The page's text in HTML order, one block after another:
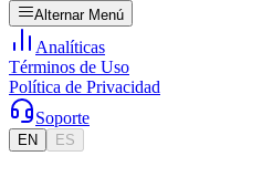
Alternar Menú
Analíticas
Términos de Uso
Política de Privacidad
Soporte
EN ES